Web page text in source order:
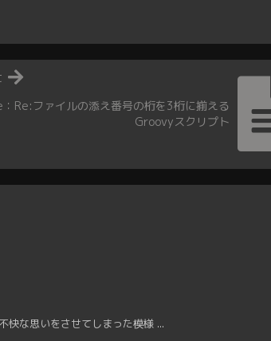
：Re:ファイルの添え番号の桁を3桁に揃える
Groovyスクリプト
快な思いをさせてしまった模様 ...